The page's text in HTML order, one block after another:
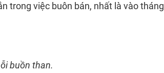
trong việc buôn bán, nhất là vào tháng
buồn than.